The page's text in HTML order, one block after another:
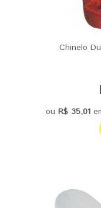
Chinelo
ou R$ 35,01